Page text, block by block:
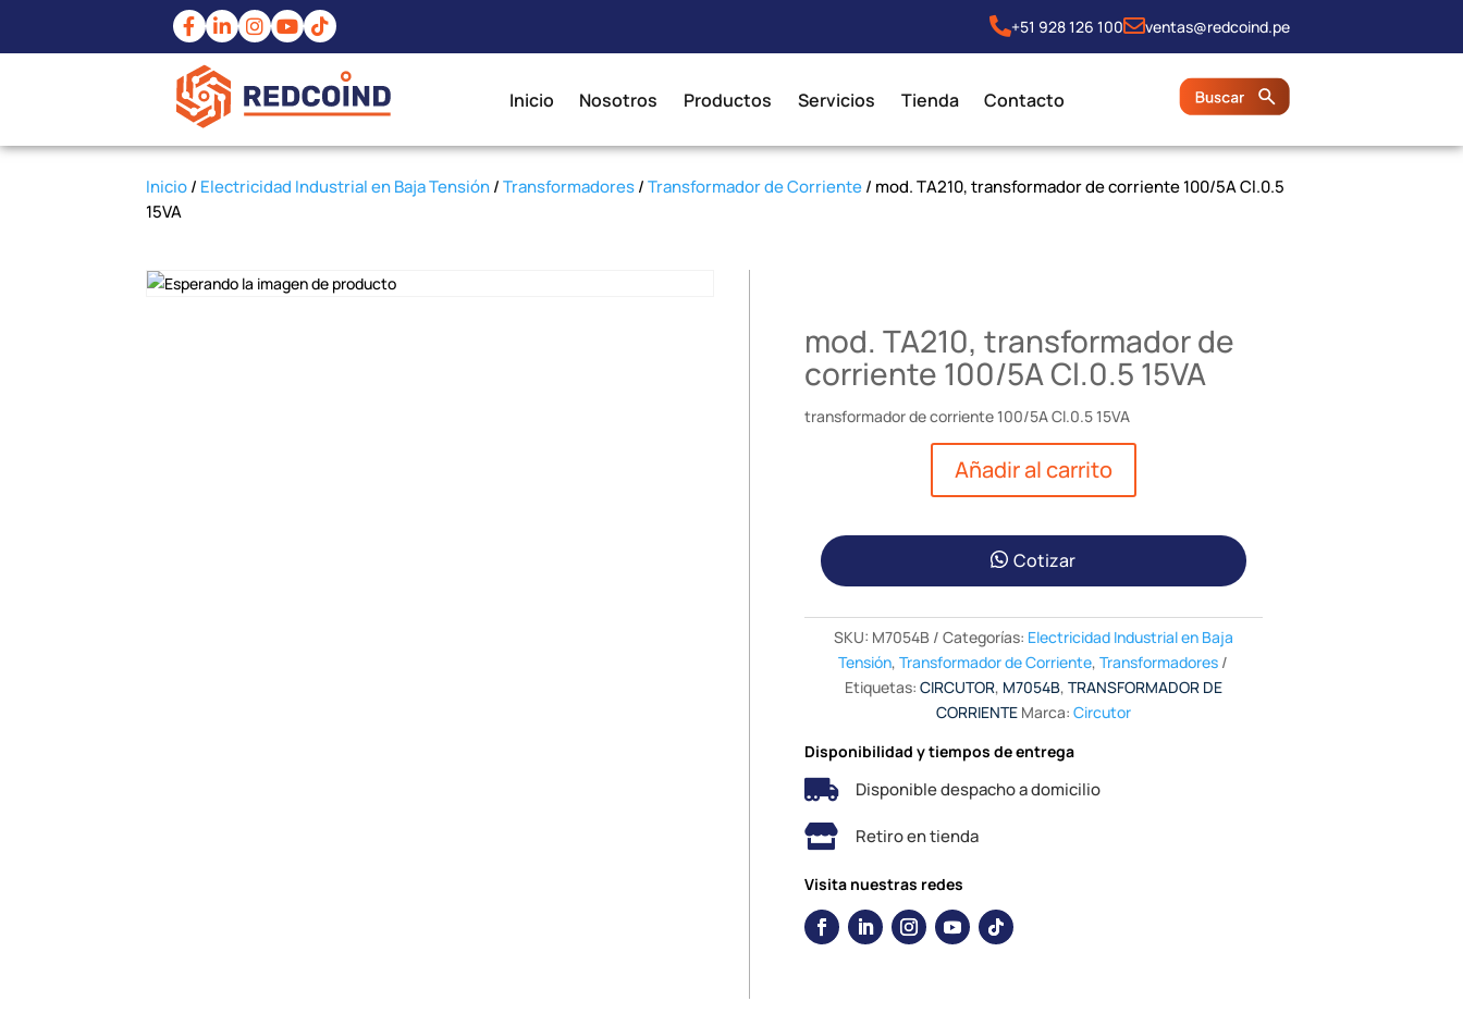
+51 928 126 100 ventas@redcoind.pe
Inicio Nosotros Productos Servicios Tienda Contacto
Inicio/ Electricidad Industrial en Baja Tensión/Transformadores/Transformador de Corriente/ mod. TA210, transformador de corriente 100/5A Cl.0.5
15VA
mod. TA210, transformador de
corriente 100/5A Cl.0.5 15VA
transformador de corriente 100/5A Cl.0.5 15VA
Añadir al carrito
Cotizar
SKU: M7054B Categorías: Electricidad Industrial en Baja
Tensión,Transformador de Corriente,Transformadores
Etiquetas: CIRCUTOR, M7054B, TRANSFORMADOR DE
CORRIENTE Marca: Circutor
Disponibilidad y tiempos de entrega
 Disponible despacho a domicilio
 Retiro en tienda
Visita nuestras redes